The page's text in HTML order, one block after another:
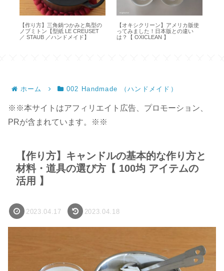
【作り方】三角鍋つかみと鳥型の
ノブミトン【型紙 LE CREUSET
／ STAUB ／ハンドメイド】
【オキシクリーン】アメリカ版使
ってみました！日本版との違い
は？【 OXICLEAN 】
ホーム 002 Handmade （ハンドメイド）
※※本サイトはアフィリエイト広告、プロモーション、
PRが含まれています。※※
【作り方】キャンドルの基本的な作り方と
材料・道具の選び方【 100均 アイテムの
活用 】
2023.04.17 2023.04.18